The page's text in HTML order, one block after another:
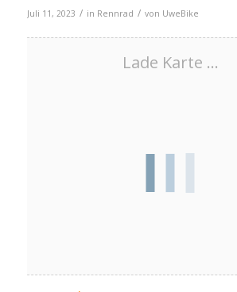
Juli 11, 2023 / in Rennrad / von UweBike
Lade Karte ...